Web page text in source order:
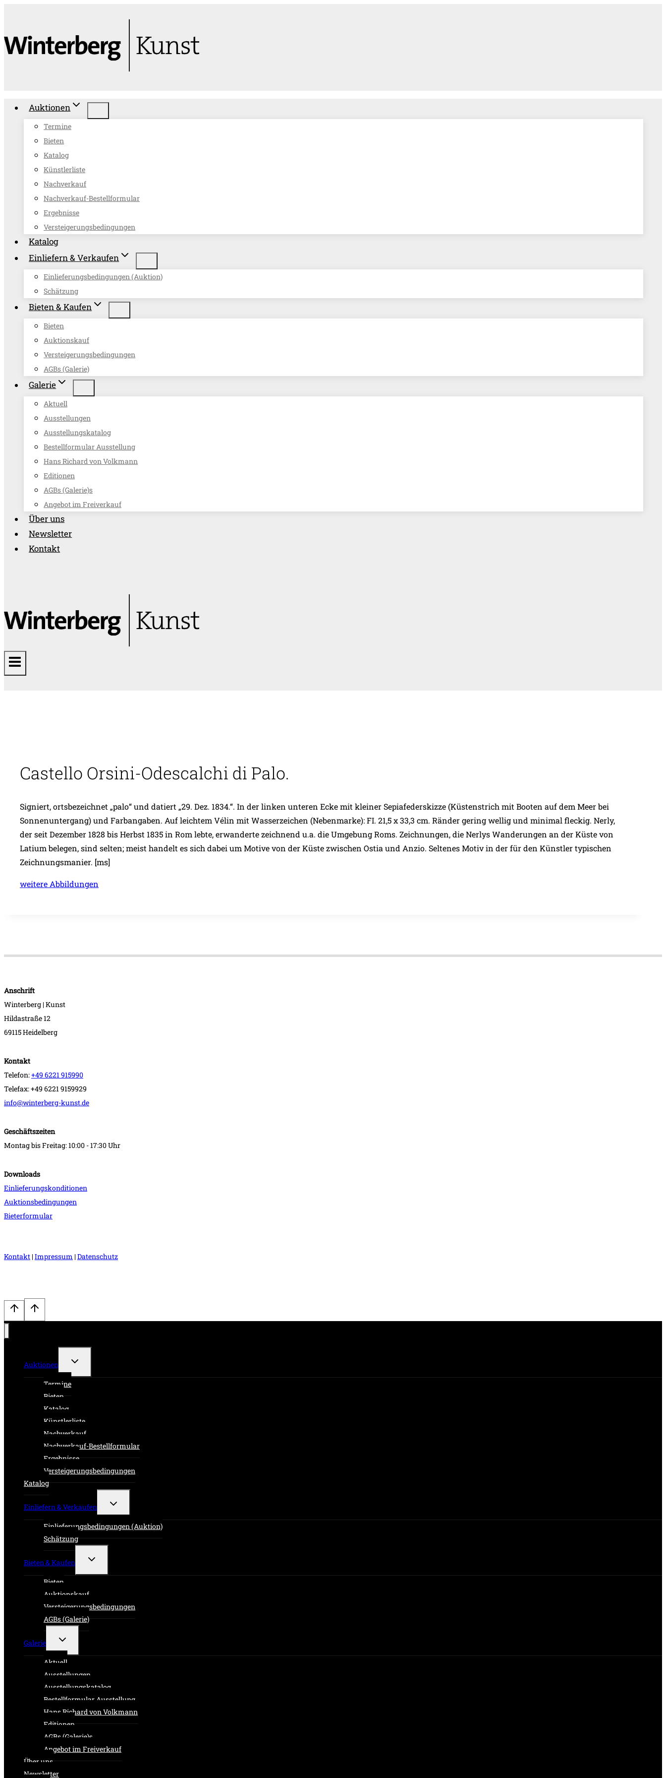
springen
Auktionen
Termine
Bieten
Katalog
Künstlerliste
Nachverkauf
Nachverkauf-Bestellformular
Ergebnisse
Versteigerungsbedingungen
Katalog
Einliefern & Verkaufen
Einlieferungsbedingungen (Auktion)
Schätzung
Bieten & Kaufen
Bieten
Auktionskauf
Versteigerungsbedingungen
AGBs (Galerie)
Galerie
Aktuell
Ausstellungen
Ausstellungskatalog
Bestellformular Ausstellung
Hans Richard von Volkmann
Editionen
AGBs (Galerie)s
Angebot im Freiverkauf
Über uns
Newsletter
Kontakt
Castello Orsini-Odescalchi di Palo.
Signiert, ortsbezeichnet „palo“ und datiert „29. Dez. 1834.“. In der linken unteren Ecke mit kleiner Sepiafederskizze (Küstenstrich mit Booten auf dem Meer bei
Sonnenuntergang) und Farbangaben. Auf leichtem Vélin mit Wasserzeichen (Nebenmarke): FI. 21,5 x 33,3 cm. Ränder gering wellig und minimal fleckig. Nerly,
der seit Dezember 1828 bis Herbst 1835 in Rom lebte, erwanderte zeichnend u.a. die Umgebung Roms. Zeichnungen, die Nerlys Wanderungen an der Küste von
Latium belegen, sind selten; meist handelt es sich dabei um Motive von der Küste zwischen Ostia und Anzio. Seltenes Motiv in der für den Künstler typischen
Zeichnungsmanier. [ms]
weitere Abbildungen
Anschrift
Winterberg | Kunst
Hildastraße 12
69115 Heidelberg
Kontakt
Telefon:+49 6221 915990
Telefax: +49 6221 9159929
info@winterberg-kunst.de
Geschäftszeiten
Montag bis Freitag: 10:00 - 17:30 Uhr
Downloads
Einlieferungskonditionen
Auktionsbedingungen
Bieterformular
Kontakt |Impressum |Datenschutz
Auktionen
Untermenü
Termine
Bieten
Katalog
Künstlerliste
Nachverkauf
Nachverkauf-Bestellformular
Ergebnisse
Versteigerungsbedingungen
Katalog
Einliefern & Verkaufen
Untermenü
Einlieferungsbedingungen (Auktion)
Schätzung
Bieten & Kaufen
Untermenü
Bieten
Auktionskauf
Versteigerungsbedingungen
AGBs (Galerie)
Galerie
Untermenü
Aktuell
Ausstellungen
Ausstellungskatalog
Bestellformular Ausstellung
Hans Richard von Volkmann
Editionen
AGBs (Galerie)s
Angebot im Freiverkauf
Über uns
Newsletter